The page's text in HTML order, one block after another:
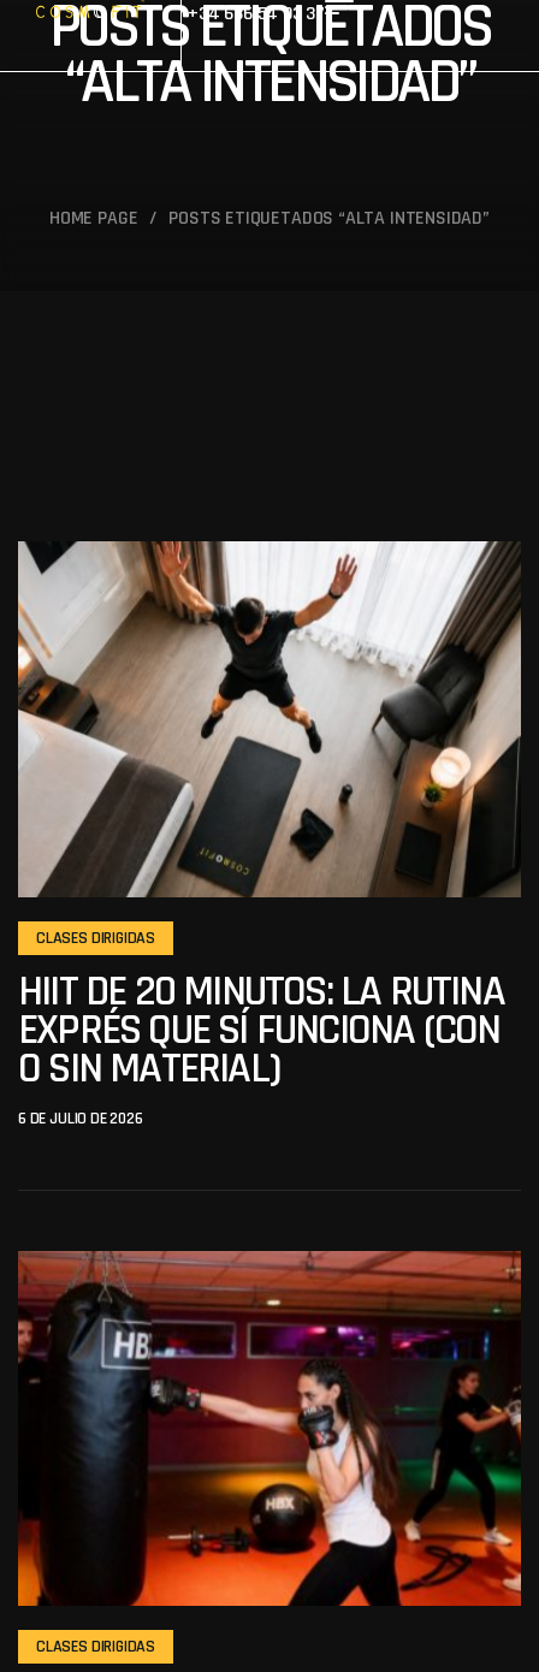
+34 686 54 93 37
POSTS ETIQUETADOS
“ALTA INTENSIDAD”
HOME PAGE / POSTS ETIQUETADOS “ALTA INTENSIDAD”
CLASES DIRIGIDAS
HIIT DE 20 MINUTOS: LA RUTINA
EXPRÉS QUE SÍ FUNCIONA (CON
O SIN MATERIAL)
6 DE JULIO DE 2026
CLASES DIRIGIDAS